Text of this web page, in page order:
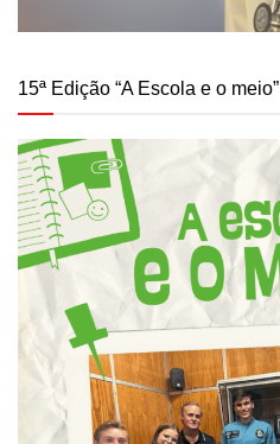
15ª Edição “A Escola e o meio”